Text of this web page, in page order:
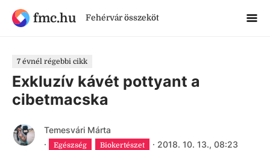
fmc.hu Fehérvár összeköt
7 évnél régebbi cikk
Exkluzív kávét pottyant a
cibetmacska
Temesvári Márta
·
Egészség Biokertészet · 2018. 10. 13., 08:23